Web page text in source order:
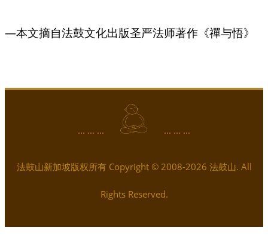
—本文摘自法鼓文化出版圣严法师著作《禪与悟》
... ... ... ... ... ...
法鼓山新加坡版权所有 Copyright © 2008-2026 法鼓山. All
Rights Reserved.